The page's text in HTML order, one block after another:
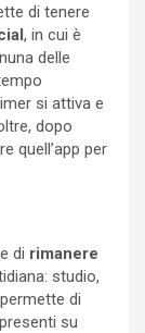
di tenere
, in cui è
delle
si attiva e
dopo
quell’app per
di rimanere
studio,
di
su